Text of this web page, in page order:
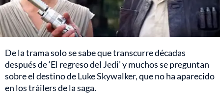
De la trama solo se sabe que transcurre décadas
después de ‘El regreso del Jedi’ y muchos se preguntan
sobre el destino de Luke Skywalker, que no ha aparecido
en los tráilers de la saga.